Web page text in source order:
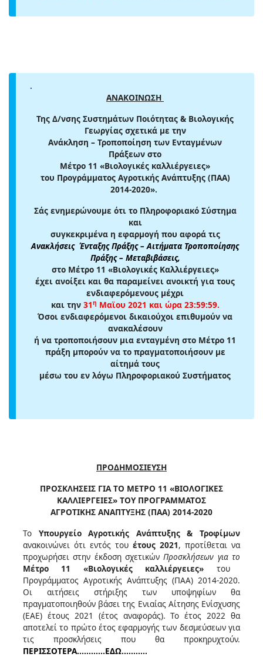
.
ΑΝΑΚΟΙΝΩΣΗ
Της Δ/νσης Συστημάτων Ποιότητας & Βιολογικής
Γεωργίας σχετικά με την
Ανάκληση – Τροποποίηση των Ενταγμένων
Πράξεων στο
Μέτρο 11 «Βιολογικές καλλιέργειες»
του Προγράμματος Αγροτικής Ανάπτυξης (ΠΑΑ)
2014-2020».
Σάς ενημερώνουμε ότι το Πληροφοριακό Σύστημα
και
συγκεκριμένα η εφαρμογή που αφορά τις
Ανακλήσεις Ένταξης Πράξης – Αιτήματα Τροποποίησης
Πράξης – Μεταβιβάσεις,
στο Μέτρο 11 «Βιολογικές Καλλιέργειες»
έχει ανοίξει και θα παραμείνει ανοικτή για τους
ενδιαφερόμενους μέχρι
και την 31η Μαϊου 2021 και ώρα 23:59:59.
Όσοι ενδιαφερόμενοι δικαιούχοι επιθυμούν να
ανακαλέσουν
ή να τροποποιήσουν μια ενταγμένη στο Μέτρο 11
πράξη μπορούν να το πραγματοποιήσουν με
αίτημά τους
μέσω του εν λόγω Πληροφοριακού Συστήματος
ΠΡΟΔΗΜΟΣΙΕΥΣΗ
ΠΡΟΣΚΛΗΣΕΙΣ ΓΙΑ ΤΟ ΜΕΤΡΟ 11 «ΒΙΟΛΟΓΙΚΕΣ
ΚΑΛΛΙΕΡΓΕΙΕΣ» ΤΟΥ ΠΡΟΓΡΑΜΜΑΤΟΣ
ΑΓΡΟΤΙΚΗΣ ΑΝΑΠΤΥΞΗΣ (ΠΑΑ) 2014-2020
Το Υπουργείο Αγροτικής Ανάπτυξης & Τροφίμων
ανακοινώνει ότι εντός του έτους 2021, προτίθεται να
προχωρήσει στην έκδοση σχετικώνΠροσκλήσεων για το
Μέτρο 11 «Βιολογικές καλλιέργειες» του
Προγράμματος Αγροτικής Ανάπτυξης (ΠΑΑ) 2014-2020.
Οι αιτήσεις στήριξης των υποψηφίων θα
πραγματοποιηθούν βάσει της Ενιαίας Αίτησης Ενίσχυσης
(ΕΑΕ) έτους 2021 (έτος αναφοράς). Το έτος 2022 θα
αποτελεί το πρώτο έτος εφαρμογής των δεσμεύσεων για
τις προσκλήσεις που θα προκηρυχτούν.
ΠΕΡΙΣΣΟΤΕΡΑ............ΕΔΩ...........